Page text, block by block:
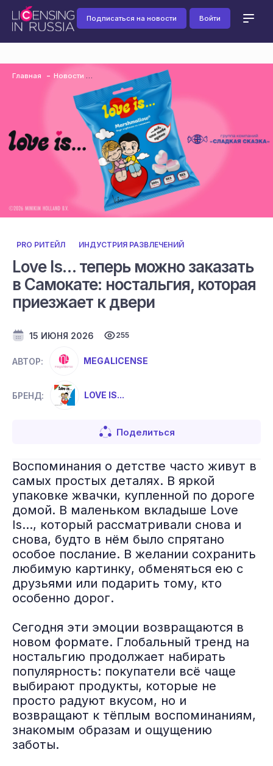
Подписаться на новости Войти
Главная Новости
PRO РИТЕЙЛ ИНДУСТРИЯ РАЗВЛЕЧЕНИЙ
Love Is… теперь можно заказать
в Самокате: ностальгия, которая
приезжает к двери
15 ИЮНЯ 2026 255
АВТОР: MEGALICENSE
БРЕНД: LOVE IS...
Поделиться
Воспоминания о детстве часто живут в
самых простых деталях. В яркой
упаковке жвачки, купленной по дороге
домой. В маленьком вкладыше Love
Is…, который рассматривали снова и
снова, будто в нём было спрятано
особое послание. В желании сохранить
любимую картинку, обменяться ею с
друзьями или подарить тому, кто
особенно дорог.
Сегодня эти эмоции возвращаются в
новом формате. Глобальный тренд на
ностальгию продолжает набирать
популярность: покупатели всё чаще
выбирают продукты, которые не
просто радуют вкусом, но и
возвращают к тёплым воспоминаниям,
знакомым образам и ощущению
заботы.